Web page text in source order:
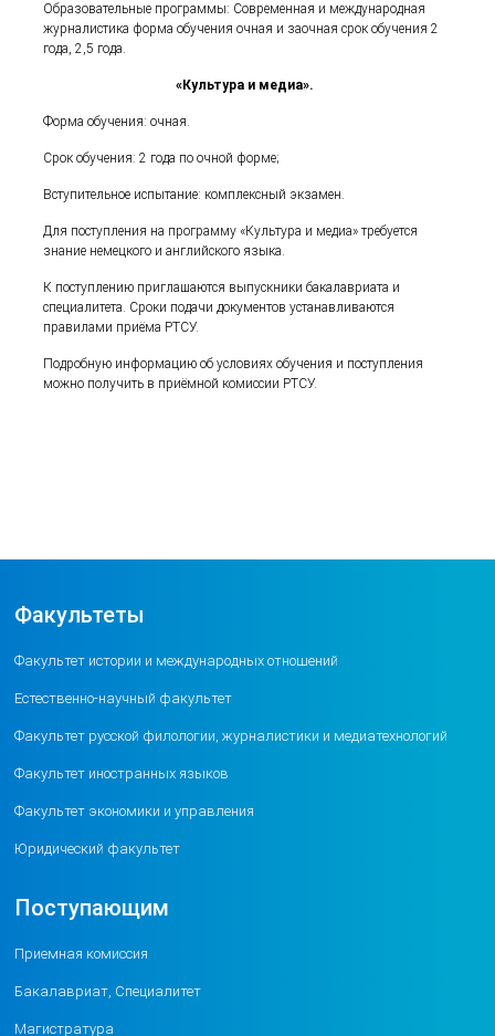
Образовательные программы: Современная и международная
журналистика форма обучения очная и заочная срок обучения 2
года, 2,5 года.
«Культура и медиа».
Форма обучения: очная.
Срок обучения: 2 года по очной форме;
Вступительное испытание: комплексный экзамен.
Для поступления на программу «Культура и медиа» требуется
знание немецкого и английского языка.
К поступлению приглашаются выпускники бакалавриата и
специалитета. Сроки подачи документов устанавливаются
правилами приёма РТСУ.
Подробную информацию об условиях обучения и поступления
можно получить в приёмной комиссии РТСУ.
Факультеты
Факультет истории и международных отношений
Естественно-научный факультет
Факультет русской филологии, журналистики и медиатехнологий
Факультет иностранных языков
Факультет экономики и управления
Юридический факультет
Поступающим
Приемная комиссия
Бакалавриат, Специалитет
Магистратура